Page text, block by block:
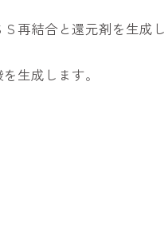
再結合と還元剤を生成し
生成します。